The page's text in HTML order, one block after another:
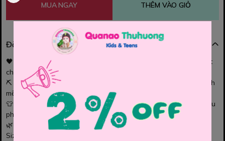
MUA NGAY THÊM VÀO GIỎ
Đặc điểm nổi bật
🖤 Bộ Elaine đen TeamMiners
– cá tính, năng động và cực chất
cho bé trai.
⛏️ Họa tiết TeamMiners nổi bật trên nền đen tạo điểm nhấn mạnh
mẽ.
👕 Form chuẩn, thoải mái vận động, bé mặc đi học hay đi chơi đều
phong cách.
🌿 Vải mềm, bền, êm ái, bé vận động cả ngày vẫn thoải mái.
Size : 2y , 3y , 4y , 5y , 6y , 7y , 8y ,10y , 12y , 14y